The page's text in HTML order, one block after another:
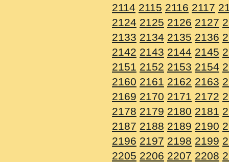
2114 2115 2116 2117
2124 2125 2126 2127
2133 2134 2135 2136
2142 2143 2144 2145
2151 2152 2153 2154
2160 2161 2162 2163
2169 2170 2171 2172
2178 2179 2180 2181
2187 2188 2189 2190
2196 2197 2198 2199
2205 2206 2207 2208